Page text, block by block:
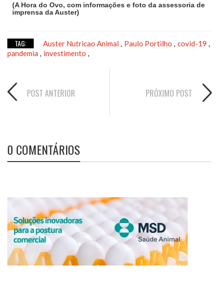
(A Hora do Ovo, com informações e foto da assessoria de
imprensa da Auster)
TAG: Auster Nutricao Animal , Paulo Portilho , covid-19 ,
pandemia , investimento ,
POST ANTERIOR PRÓXIMO POST
0 COMENTÁRIOS